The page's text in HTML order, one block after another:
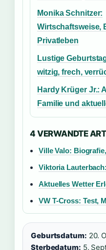
Monika Schnitzer:
Wirtschaftsweise,
Privatleben
Lustige
witzig, frech,
Hardy Krüger Jr.:
Familie und
4 VERWANDTE
Ville Valo:
Viktoria
Aktuelles Wetter
VW T-Cross: Test,
Geburtsdatum: 20.
Sterbedatum: 5.